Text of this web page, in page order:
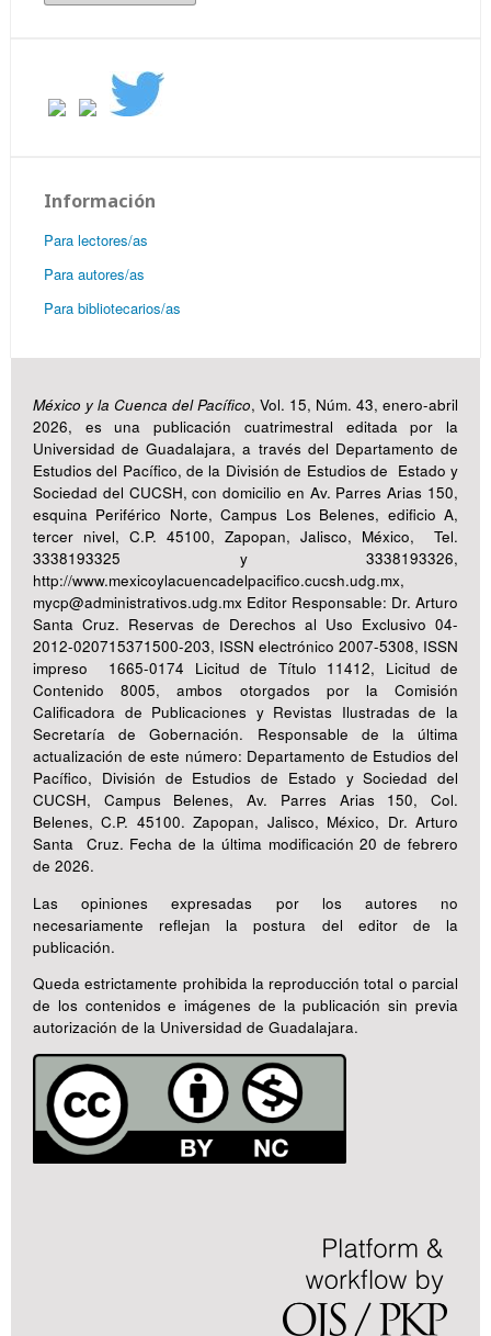
Información
Para lectores/as
Para autores/as
Para bibliotecarios/as
México y la Cuenca del Pacífico, Vol. 15, Núm. 43, enero-abril
2026, es una publicación cuatrimestral editada por la
Universidad de Guadalajara, a través del Departamento de
Estudios del Pacífico, de la División de Estudios de Estado y
Sociedad del CUCSH, con domicilio en Av. Parres Arias 150,
esquina Periférico Norte, Campus Los Belenes, edificio A,
tercer nivel, C.P. 45100, Zapopan, Jalisco, México, Tel.
3338193325 y 3338193326,
http://www.mexicoylacuencadelpacifico.cucsh.udg.mx,
mycp@administrativos.udg.mx Editor Responsable: Dr. Arturo
Santa Cruz. Reservas de Derechos al Uso Exclusivo 04-
2012-020715371500-203, ISSN electrónico 2007-5308, ISSN
impreso 1665-0174 Licitud de Título 11412, Licitud de
Contenido 8005, ambos otorgados por la Comisión
Calificadora de Publicaciones y Revistas Ilustradas de la
Secretaría de Gobernación. Responsable de la última
actualización de este número: Departamento de Estudios del
Pacífico, División de Estudios de Estado y Sociedad del
CUCSH, Campus Belenes, Av. Parres Arias 150, Col.
Belenes, C.P. 45100. Zapopan, Jalisco, México, Dr. Arturo
Santa Cruz. Fecha de la última modificación 20 de febrero
de 2026.
Las opiniones expresadas por los autores no
necesariamente reflejan la postura del editor de la
publicación.
Queda estrictamente prohibida la reproducción total o parcial
de los contenidos e imágenes de la publicación sin previa
autorización de la Universidad de Guadalajara.